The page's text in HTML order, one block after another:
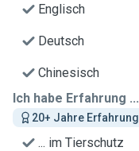
Englisch
Deutsch
Chinesisch
Ich habe Erfahrung ...
20+ Jahre Erfahrung
... im Tierschutz